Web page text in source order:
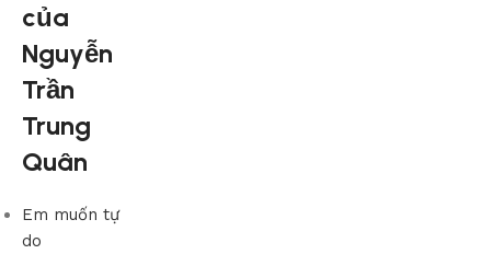
của
Nguyễn
Trần
Trung
Quân
Em muốn tự
do